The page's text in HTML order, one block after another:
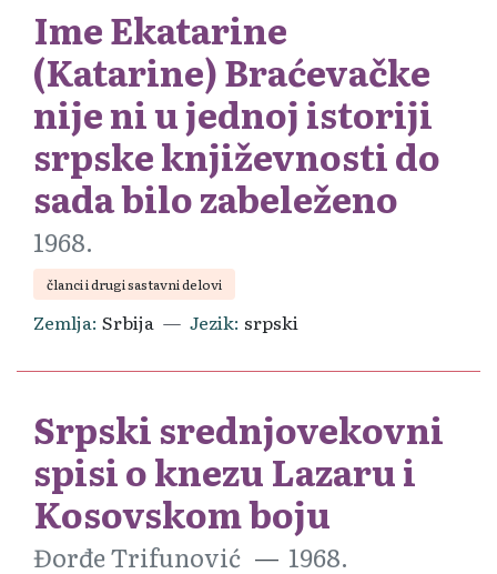
Ime Ekatarine
(Katarine) Braćevačke
nije ni u jednoj istoriji
srpske književnosti do
sada bilo zabeleženo
1968.
članci i drugi sastavni delovi
Zemlja Srbija Jezik srpski
Srpski srednjovekovni
spisi o knezu Lazaru i
Kosovskom boju
Đorđe Trifunović 1968.